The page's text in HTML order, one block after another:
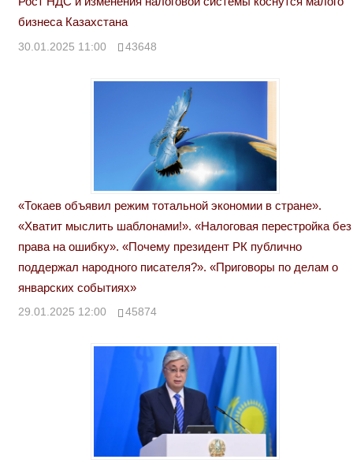
бизнеса Казахстана
30.01.2025 11:00 43648
«Токаев объявил режим тотальной экономии в стране».
«Хватит мыслить шаблонами!». «Налоговая перестройка без
права на ошибку». «Почему президент РК публично
поддержал народного писателя?». «Приговоры по делам о
январских событиях»
29.01.2025 12:00 45874